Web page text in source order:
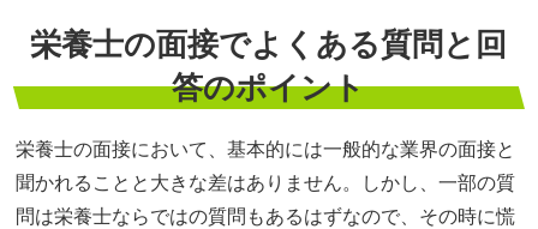
栄養士の面接でよくある質問と回
答のポイント
栄養士の面接において、基本的には一般的な業界の面接と
聞かれることと大きな差はありません。しかし、一部の質
問は栄養士ならではの質問もあるはずなので、その時に慌